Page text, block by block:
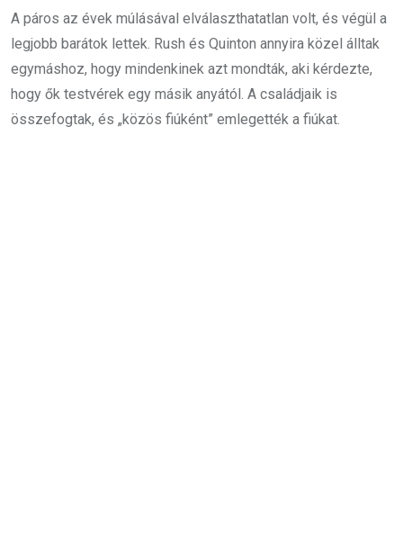
A páros az évek múlásával elválaszthatatlan volt, és végül a
legjobb barátok lettek. Rush és Quinton annyira közel álltak
egymáshoz, hogy mindenkinek azt mondták, aki kérdezte,
hogy ők testvérek egy másik anyától. A családjaik is
összefogtak, és „közös fiúként” emlegették a fiúkat.